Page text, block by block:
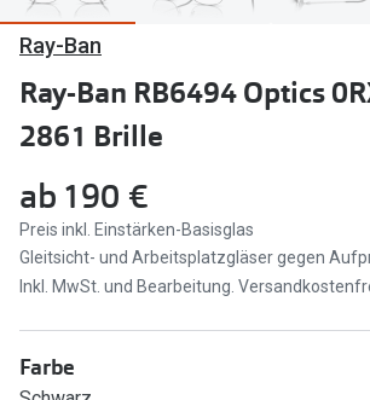
Marken
Ray-Ban
DbyD
Prada
Seen
Miu Miu
alle Marken
Ratgeber
Ray-Ban
Ray-Ban RB6494 Optics
2861 Brille
ab 190 €
Preis inkl. Einstärken-Basisglas
Gleitsicht- und Arbeitsplatzgläser gegen
Inkl. MwSt. und Bearbeitung.
Farbe